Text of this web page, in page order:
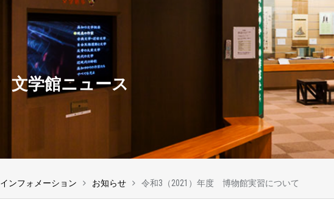
文学館ニュース
インフォメーション お知らせ 令和3（2021）年度 博物館実習について